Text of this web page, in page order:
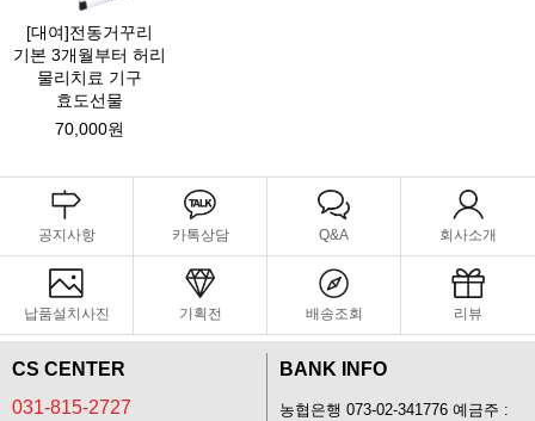
[대여]전동거꾸리
기본 3개월부터 허리
물리치료 기구
효도선물
70,000원
공지사항 카톡상담 Q&A 회사소개
납품설치사진 기획전 배송조회 리뷰
CS CENTER
031-815-2727
BANK INFO
농협은행 073-02-341776 예금주 :